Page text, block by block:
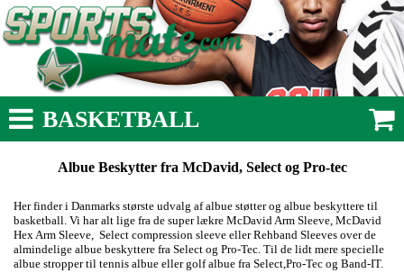
BASKETBALL
Albue Beskytter fra McDavid, Select og Pro-tec
Her finder i Danmarks største udvalg af albue støtter og albue beskyttere til
basketball. Vi har alt lige fra de super lækre McDavid Arm Sleeve, McDavid
Hex Arm Sleeve, Select compression sleeve eller Rehband Sleeves over de
almindelige albue beskyttere fra Select og Pro-Tec. Til de lidt mere specielle
albue stropper til tennis albue eller golf albue fra Select,Pro-Tec og Band-IT.